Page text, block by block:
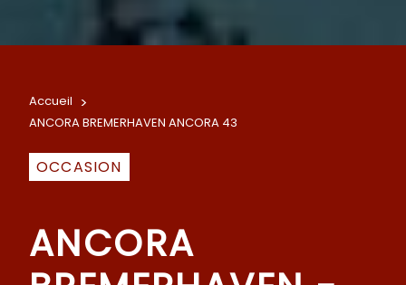
Accueil >
ANCORA BREMERHAVEN ANCORA 43
OCCASION
ANCORA